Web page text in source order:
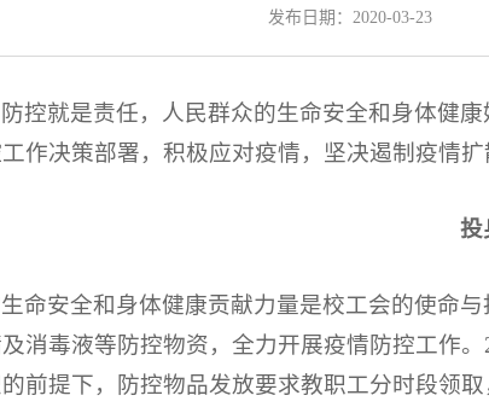
发布日期：2020-03-23
控就是责任，人民群众的生命安全和身体健
作决策部署，积极应对疫情，坚决遏制疫情
投
命安全和身体健康贡献力量是校工会的使命
消毒液等防控物资，全力开展疫情防控工作
前提下，防控物品发放要求教职工分时段领